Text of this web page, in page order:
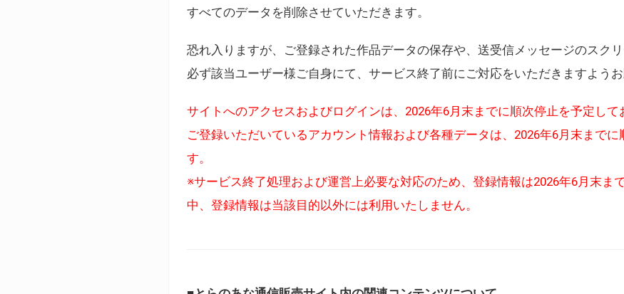
すべてのデータを削除させていただきます。
恐れ入りますが、ご登録された作品データの保存や、送受信メッセージのスク
必ず該当ユーザー様ご自身にて、サービス終了前にご対応をいただきますようお
サイトへのアクセスおよびログインは、2026年6月末までに順次停止を予定して
ご登録いただいているアカウント情報および各種データは、2026年6月末までに
す。
※サービス終了処理および運営上必要な対応のため、登録情報は2026年6月末ま
中、登録情報は当該目的以外には利用いたしません。